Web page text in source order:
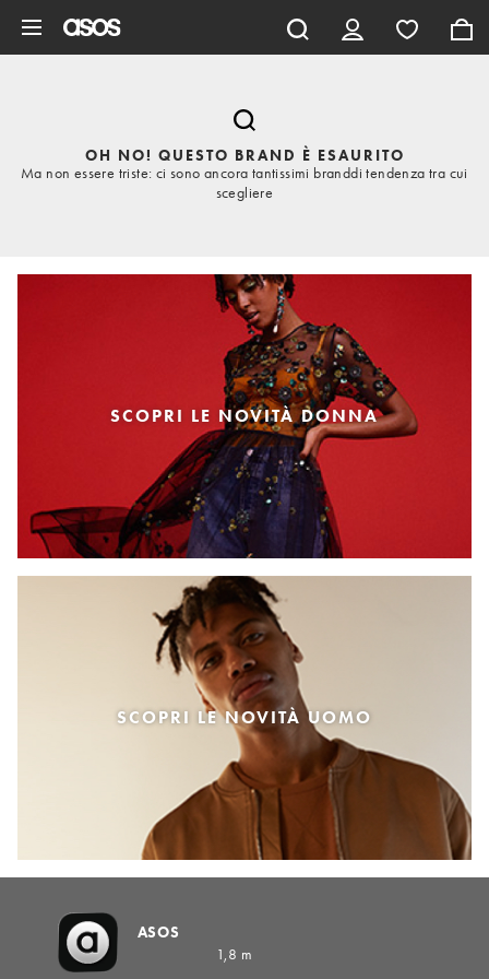
OH NO! QUESTO BRAND È ESAURITO
Ma non essere triste: ci sono ancora tantissimi branddi tendenza tra cui
scegliere
SCOPRI LE NOVITÀ DONNA
SCOPRI LE NOVITÀ UOMO
ASOS
1,8 m